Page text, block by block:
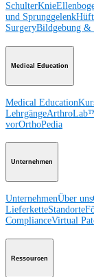
SchulterKnie
und Sprunggelenk
SurgeryBildgebung &
Medical Education
Medical Education
Lehrgänge
vorOrthoPedia
Unternehmen
UnternehmenÜber uns
LieferketteStandorte
ComplianceVirtual
Ressourcen